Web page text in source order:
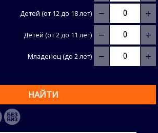
Детей (от 12 до 18 лет) − +
Детей (от 2 до 11 лет) − +
Младенец (до 2 лет) − +
НАЙТИ